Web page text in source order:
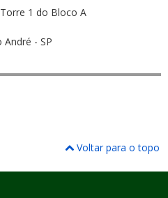
1 do Bloco A
- SP
Voltar para o topo